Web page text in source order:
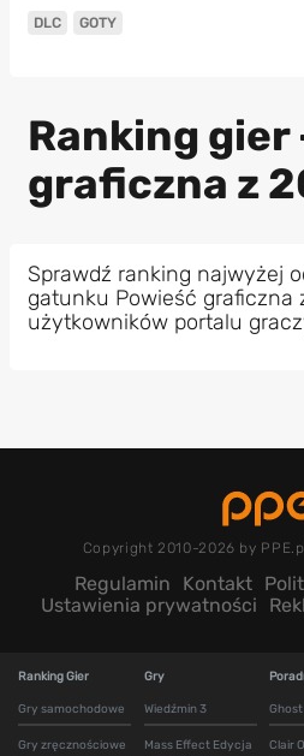
DLC GOTY
Ranking gier
graficzna z
Sprawdź ranking najwyżej
gatunku Powieść graficzna
użytkowników portalu
Copyright 2010-2026 by
Regulamin Kontakt
Ustawienia prywatności
Ranking Gier
Gry samochodowe
Gry zręcznościowe
Gry
Wiedźmin 3
Mass Effect Edycja
Clair